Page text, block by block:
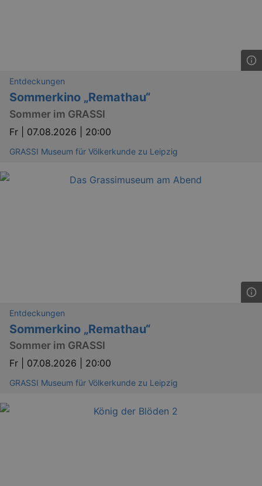
Entdeckungen
Sommerkino „Remathau“
Sommer im GRASSI
Fr | 07.08.2026 | 20:00
GRASSI Museum für Völkerkunde zu Leipzig
Entdeckungen
Sommerkino „Remathau“
Sommer im GRASSI
Fr | 07.08.2026 | 20:00
GRASSI Museum für Völkerkunde zu Leipzig